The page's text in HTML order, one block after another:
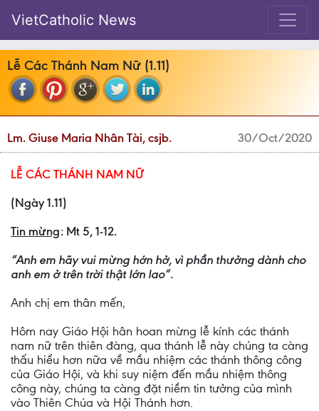
VietCatholic News
Lễ Các Thánh Nam Nữ (1.11)
Lm. Giuse Maria Nhân Tài, csjb. 30/Oct/2020
LỄ CÁC THÁNH NAM NỮ
(Ngày 1.11)
Tin mừng: Mt 5, 1-12.
“Anh em hãy vui mừng hớn hở, vì phần thưởng dành cho
anh em ở trên trời thật lớn lao”.
Anh chị em thân mến,
Hôm nay Giáo Hội hân hoan mừng lễ kính các thánh
nam nữ trên thiên đàng, qua thánh lễ này chúng ta càng
thấu hiểu hơn nữa về mầu nhiệm các thánh thông công
của Giáo Hội, và khi suy niệm đến mầu nhiệm thông
công này, chúng ta càng đặt niềm tin tưởng của mình
vào Thiên Chúa và Hội Thánh hơn.